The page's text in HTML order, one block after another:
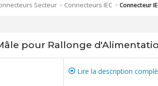
Secteur > Connecteurs IEC >Connecteur
pour Rallonge
Lire la description